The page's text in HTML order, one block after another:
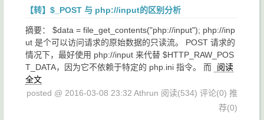
【转】$_POST 与 php://input的区别分析
摘要： $data = file_get_contents("php://input"); php://inp
ut 是个可以访问请求的原始数据的只读流。 POST 请求的
情况下，最好使用 php://input 来代替 $HTTP_RAW_POS
T_DATA，因为它不依赖于特定的 php.ini 指令。 而
阅读
全文
posted @ 2016-03-08 23:32 Athrun 阅读(534) 评论(0) 推
荐(0)